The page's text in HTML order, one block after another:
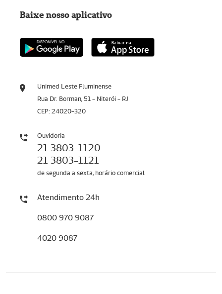
Unimed Leste Fluminense
Rua Dr. Borman, 51 - Niterói - RJ
CEP: 24020-320
Ouvidoria
21 3803-1120
21 3803-1121
de segunda a sexta, horário comercial
Atendimento 24h
0800 970 9087
4020 9087
Baixe nosso aplicativo